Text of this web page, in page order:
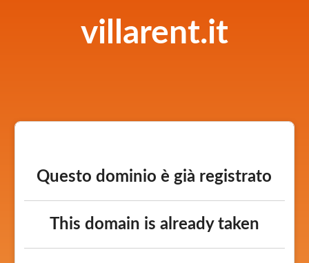
villarent.it
Questo dominio è già registrato
This domain is already taken